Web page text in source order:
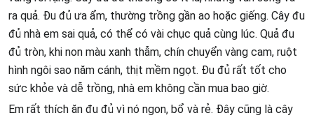
ra quả. Đu đủ ưa ẩm, thường trồng gần ao hoặc giếng. Cây đu
đủ nhà em sai quả, có thể có vài chục quả cùng lúc. Quả đu
đủ tròn, khi non màu xanh thẫm, chín chuyển vàng cam, ruột
hình ngôi sao năm cánh, thịt mềm ngọt. Đu đủ rất tốt cho
sức khỏe và dễ trồng, nhà em không cần mua bao giờ.
Em rất thích ăn đu đủ vì nó ngon, bổ và rẻ. Đây cũng là cây